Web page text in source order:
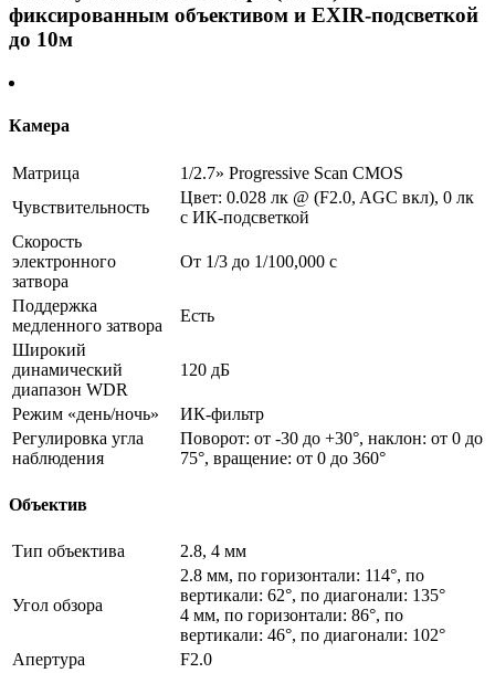
до
10м
фиксированным объективом и EXIR-подсветкой
до 10м
Камера
Матрица
1/2.7» Progressive Scan CMOS
Чувствительность
Цвет: 0.028 лк @ (F2.0, AGC вкл), 0 лк
с ИК-подсветкой
Скорость
электронного
затвора
От 1/3 до 1/100,000 с
Поддержка
медленного затвора
Есть
Широкий
динамический
диапазон WDR
120 дБ
Режим «день/ночь»
ИК-фильтр
Регулировка угла
наблюдения
Поворот: от -30 до +30°, наклон: от 0 до
75°, вращение: от 0 до 360°
Объектив
Тип объектива 2.8, 4 мм
Угол обзора
2.8 мм, по горизонтали: 114°, по
вертикали: 62°, по диагонали: 135°
4 мм, по горизонтали: 86°, по
вертикали: 46°, по диагонали: 102°
Апертура
F2.0